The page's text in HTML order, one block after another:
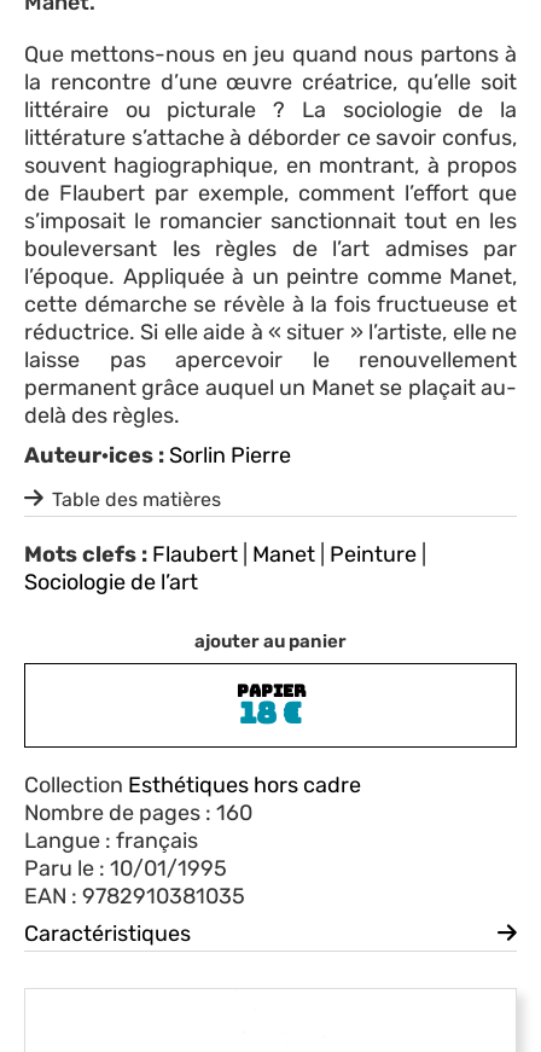
ajouter au panier
PAPIER
18€
Collection Esthétiques hors cadre
Nombre de pages : 160
Langue : français
Paru le : 10/01/1995
EAN : 9782910381035
Caractéristiques
Que mettons-nous en jeu quand nous partons à
la rencontre d’une œuvre créatrice, qu’elle soit
littéraire ou picturale ? La sociologie de la
littérature s’attache à déborder ce savoir confus,
souvent hagiographique, en montrant, à propos
de Flaubert par exemple, comment l’effort que
s’imposait le romancier sanctionnait tout en les
bouleversant les règles de l’art admises par
l’époque. Appliquée à un peintre comme Manet,
cette démarche se révèle à la fois fructueuse et
réductrice. Si elle aide à « situer » l’artiste, elle ne
laisse pas apercevoir le renouvellement
permanent grâce auquel un Manet se plaçait au-
delà des règles.
Auteur·ices :Sorlin Pierre
Table des matières
Mots clefs : Flaubert Manet Peinture
Sociologie de l’art